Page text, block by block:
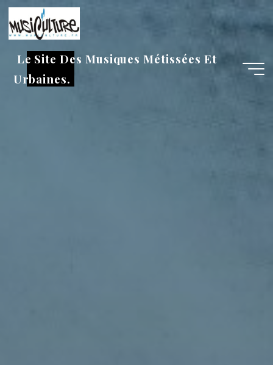
Aller
au
contenu
Le Site Des Musiques Métissées Et
Urbaines.